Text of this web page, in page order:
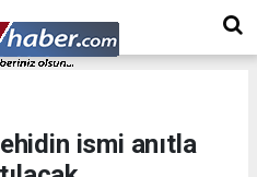
ismi anıtla